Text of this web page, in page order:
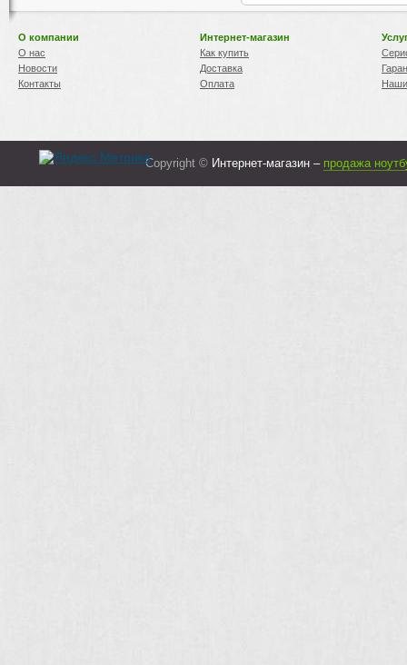
О компании
О нас
Новости
Контакты
Интернет-магазин
Как купить
Доставка
Оплата
Copyright © Интернет-магазин – продажа